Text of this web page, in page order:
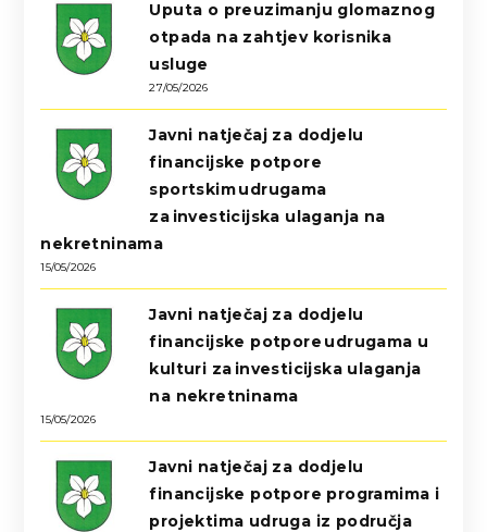
Uputa o preuzimanju glomaznog
otpada na zahtjev korisnika
usluge
27/05/2026
Javni natječaj za dodjelu
financijske potpore
sportskim udrugama
za investicijska ulaganja na
nekretninama
15/05/2026
Javni natječaj za dodjelu
financijske potpore udrugama u
kulturi za investicijska ulaganja
na nekretninama
15/05/2026
Javni natječaj za dodjelu
financijske potpore programima i
projektima udruga iz područja